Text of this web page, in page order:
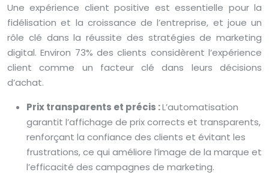
Une expérience client positive est essentielle pour la
fidélisation et la croissance de l’entreprise, et joue un
rôle clé dans la réussite des stratégies de marketing
digital. Environ 73% des clients considèrent l’expérience
client comme un facteur clé dans leurs décisions
d’achat.
Prix transparents et précis :L’automatisation
garantit l’affichage de prix corrects et transparents,
renforçant la confiance des clients et évitant les
frustrations, ce qui améliore l’image de la marque et
l’efficacité des campagnes de marketing.